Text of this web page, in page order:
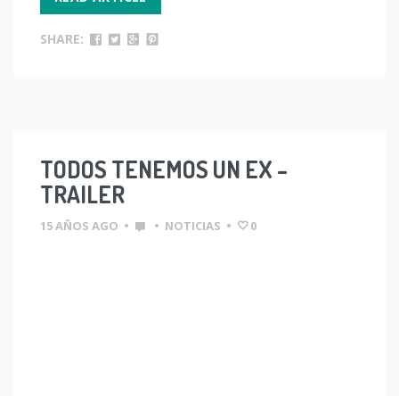
SHARE:
TODOS TENEMOS UN EX –
TRAILER
15 AÑOS AGO • • NOTICIAS • 0